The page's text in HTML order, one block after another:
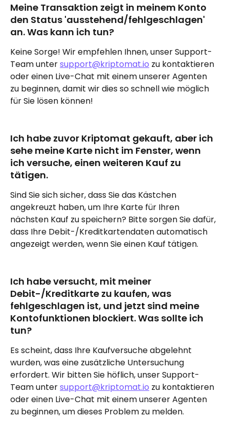
Meine Transaktion zeigt in meinem Konto
den Status 'ausstehend/fehlgeschlagen'
an. Was kann ich tun?
Keine Sorge! Wir empfehlen Ihnen, unser Support-
Team unter support@kriptomat.io zu kontaktieren
oder einen Live-Chat mit einem unserer Agenten
zu beginnen, damit wir dies so schnell wie möglich
für Sie lösen können!
Ich habe zuvor Kriptomat gekauft, aber ich
sehe meine Karte nicht im Fenster, wenn
ich versuche, einen weiteren Kauf zu
tätigen.
Sind Sie sich sicher, dass Sie das Kästchen
angekreuzt haben, um Ihre Karte für Ihren
nächsten Kauf zu speichern? Bitte sorgen Sie dafür,
dass Ihre Debit-/Kreditkartendaten automatisch
angezeigt werden, wenn Sie einen Kauf tätigen.
Ich habe versucht, mit meiner
Debit-/Kreditkarte zu kaufen, was
fehlgeschlagen ist, und jetzt sind meine
Kontofunktionen blockiert. Was sollte ich
tun?
Es scheint, dass Ihre Kaufversuche abgelehnt
wurden, was eine zusätzliche Untersuchung
erfordert. Wir bitten Sie höflich, unser Support-
Team unter support@kriptomat.io zu kontaktieren
oder einen Live-Chat mit einem unserer Agenten
zu beginnen, um dieses Problem zu melden.